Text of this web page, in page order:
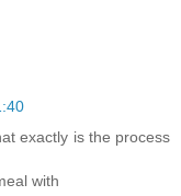
exactly is the process
with